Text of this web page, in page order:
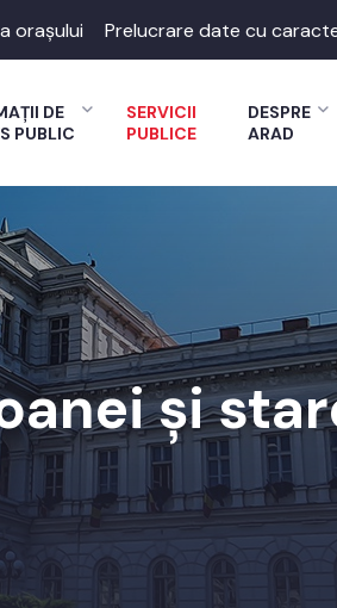
orașului Prelucrare date cu
DE
PUBLIC
SERVICII
PUBLICE
DESPRE
ARAD
și